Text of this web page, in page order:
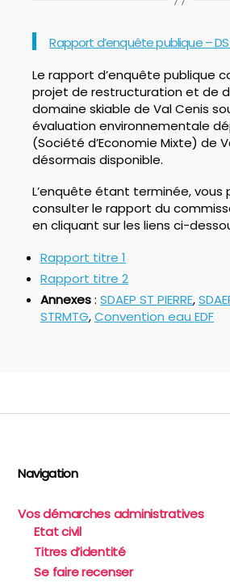
Rapport d’enquête publique –
Le rapport d’enquête publique
projet de restructuration et de
domaine skiable de Val Cenis
évaluation environnementale
(Société d’Economie Mixte) de
désormais disponible.
L’enquête étant terminée, vous
consulter le rapport du
en cliquant sur les liens ci-
Rapport titre 1
Rapport titre 2
Annexes: SDAEP ST PIERRE,
STRMTG,Convention eau EDF
Navigation
Vos démarches administratives
Etat civil
Titres d’identité
Se faire recenser